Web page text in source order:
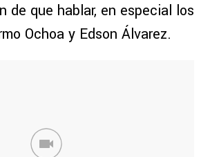
de que hablar, en especial los
Ochoa y Edson Álvarez.